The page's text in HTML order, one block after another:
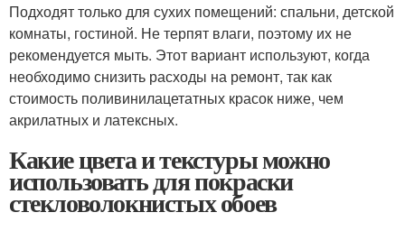
Подходят только для сухих помещений: спальни, детской
комнаты, гостиной. Не терпят влаги, поэтому их не
рекомендуется мыть. Этот вариант используют, когда
необходимо снизить расходы на ремонт, так как
стоимость поливинилацетатных красок ниже, чем
акрилатных и латексных.
Какие цвета и текстуры можно
использовать для покраски
стекловолокнистых обоев